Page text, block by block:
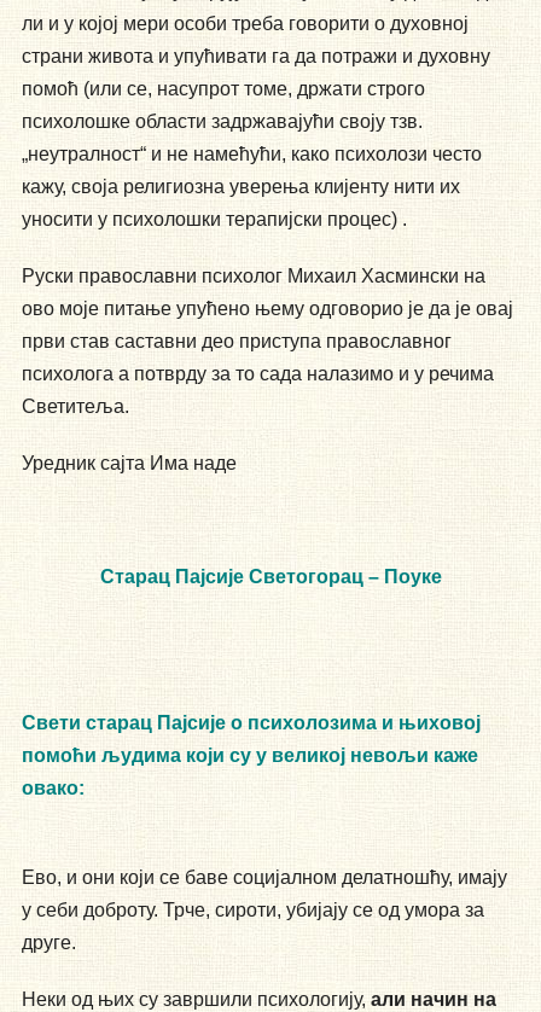
ли и у којој мери особи треба говорити о духовној
страни живота и упућивати га да потражи и духовну
помоћ (или се, насупрот томе, држати строго
психолошке области задржавајући своју тзв.
„неутралност“ и не намећући, како психолози често
кажу, своја религиозна уверења клијенту нити их
уносити у психолошки терапијски процес) .
Руски православни психолог Михаил Хасмински на
ово моје питање упућено њему одговорио је да је овај
први став саставни део приступа православног
психолога а потврду за то сада налазимо и у речима
Светитеља.
Уредник сајта Има наде
Старац Пајсије Светогорац – Поуке
Свети старац Пајсије о психолозима и њиховој
помоћи људима који су у великој невољи каже
овако:
Ево, и они који се баве социјалном делатношћу, имају
у себи доброту. Трче, сироти, убијају се од умора за
друге.
Неки од њих су завршили психологију, али начин на